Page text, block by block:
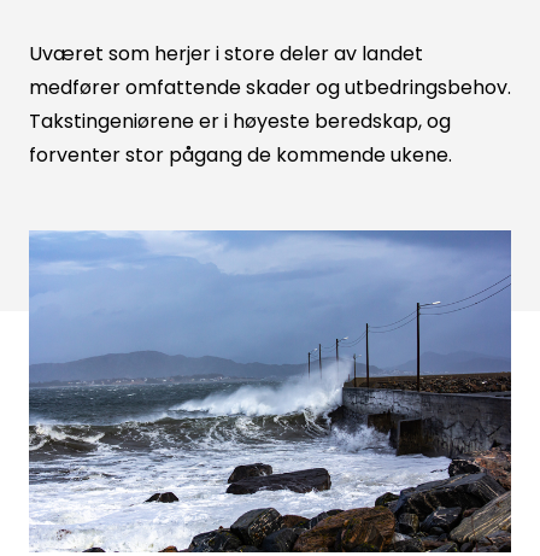
Uværet som herjer i store deler av landet
medfører omfattende skader og utbedringsbehov.
Takstingeniørene er i høyeste beredskap, og
forventer stor pågang de kommende ukene.